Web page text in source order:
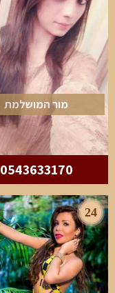
מור המושלמת
0543633170
24